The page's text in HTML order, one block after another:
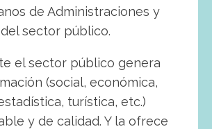
de Administraciones y
sector público.
el sector público genera
(social, económica,
turística, etc.)
y de calidad. Y la ofrece